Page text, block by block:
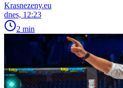
Krasnezeny.eu
dnes, 12:23
2 min